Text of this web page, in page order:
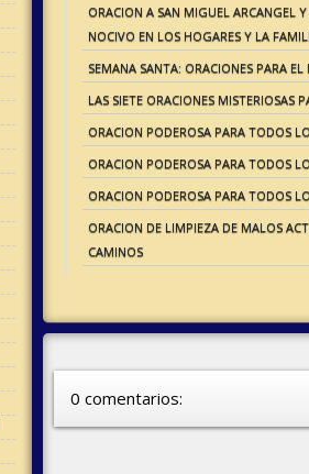
ORACION A SAN MIGUEL ARCANGEL
NOCIVO EN LOS HOGARES Y LA
SEMANA SANTA: ORACIONES PARA EL
LAS SIETE ORACIONES MISTERIOSAS
ORACION PODEROSA PARA TODOS
ORACION PODEROSA PARA TODOS
ORACION PODEROSA PARA TODOS
ORACION DE LIMPIEZA DE MALOS
CAMINOS
0 comentarios: